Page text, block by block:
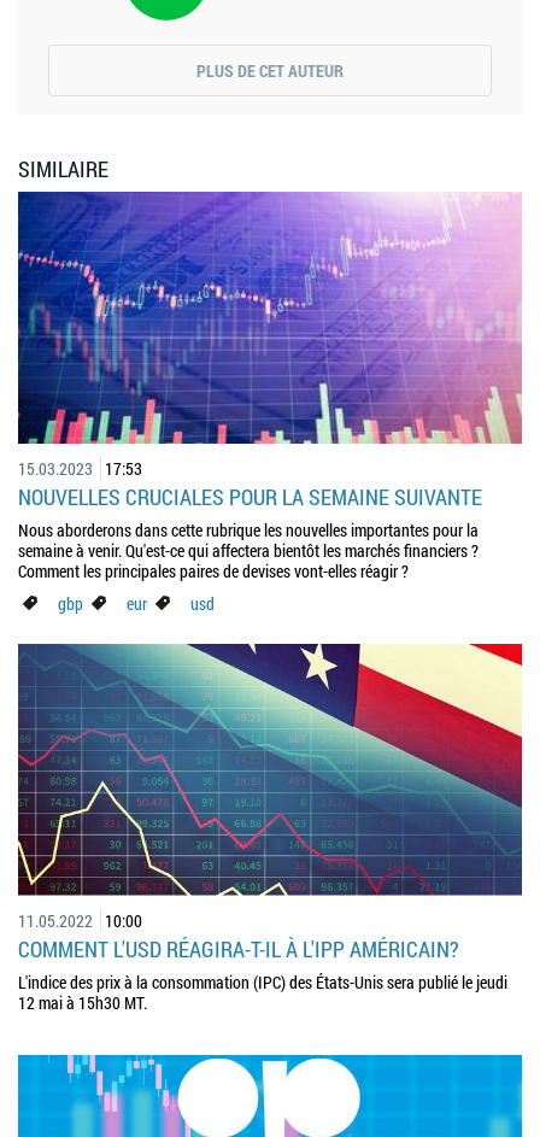
PLUS DE CET AUTEUR
SIMILAIRE
15.03.2023 17:53
NOUVELLES CRUCIALES POUR LA SEMAINE SUIVANTE
Nous aborderons dans cette rubrique les nouvelles importantes pour la
semaine à venir. Qu'est-ce qui affectera bientôt les marchés financiers ?
Comment les principales paires de devises vont-elles réagir ?
gbp
eur usd
11.05.2022 10:00
COMMENT L'USD RÉAGIRA-T-IL À L'IPP AMÉRICAIN?
L'indice des prix à la consommation (IPC) des États-Unis sera publié le jeudi
12 mai à 15h30 MT.